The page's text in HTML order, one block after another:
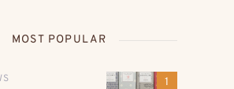
MOST POPULAR